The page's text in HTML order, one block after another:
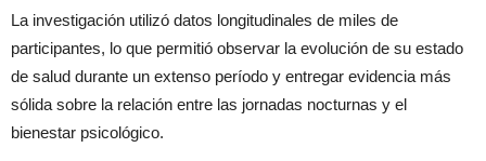
La investigación utilizó datos longitudinales de miles de
participantes, lo que permitió observar la evolución de su estado
de salud durante un extenso período y entregar evidencia más
sólida sobre la relación entre las jornadas nocturnas y el
bienestar psicológico.